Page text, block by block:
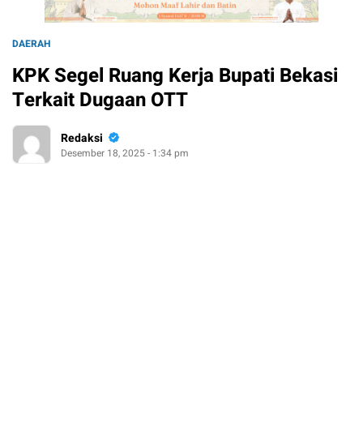
DAERAH
KPK Segel Ruang Kerja Bupati Bekasi
Terkait Dugaan OTT
Redaksi
Desember 18, 2025 - 1:34 pm